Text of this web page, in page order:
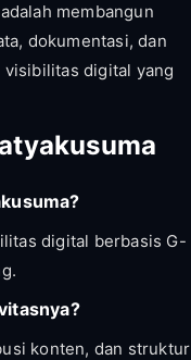
membangun
dokumentasi, dan
digital yang
digital berbasis G-
konten, dan struktur